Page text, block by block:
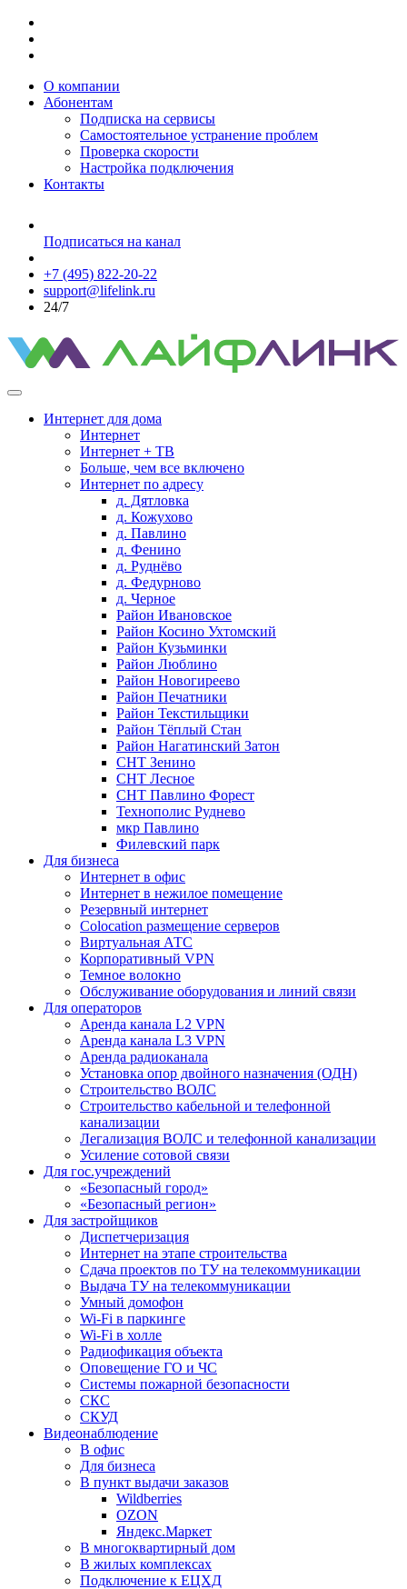
О компании
Абонентам
Подписка на сервисы
Самостоятельное устранение проблем
Проверка скорости
Настройка подключения
Контакты
Подписаться на канал
+7 (495) 822-20-22
support@lifelink.ru
24/7
Интернет для дома
Интернет
Интернет + ТВ
Больше, чем все включено
Интернет по адресу
д. Дятловка
д. Кожухово
д. Павлино
д. Фенино
д. Руднёво
д. Федурново
д. Черное
Район Ивановское
Район Косино Ухтомский
Район Кузьминки
Район Люблино
Район Новогиреево
Район Печатники
Район Текстильщики
Район Тёплый Стан
Район Нагатинский Затон
СНТ Зенино
СНТ Лесное
СНТ Павлино Форест
Технополис Руднево
мкр Павлино
Филевский парк
Для бизнеса
Интернет в офис
Интернет в нежилое помещение
Резервный интернет
Colocation размещение серверов
Виртуальная АТС
Корпоративный VPN
Темное волокно
Обслуживание оборудования и линий связи
Для операторов
Аренда канала L2 VPN
Аренда канала L3 VPN
Аренда радиоканала
Установка опор двойного назначения (ОДН)
Строительство ВОЛС
Строительство кабельной и телефонной
канализации
Легализация ВОЛС и телефонной канализации
Усиление сотовой связи
Для гос.учреждений
«Безопасный город»
«Безопасный регион»
Для застройщиков
Диспетчеризация
Интернет на этапе строительства
Сдача проектов по ТУ на телекоммуникации
Выдача ТУ на телекоммуникации
Умный домофон
Wi-Fi в паркинге
Wi-Fi в холле
Радиофикация объекта
Оповещение ГО и ЧС
Системы пожарной безопасности
СКС
СКУД
Видеонаблюдение
В офис
Для бизнеса
В пункт выдачи заказов
Wildberries
OZON
Яндекс.Маркет
В многоквартирный дом
В жилых комплексах
Подключение к ЕЦХД